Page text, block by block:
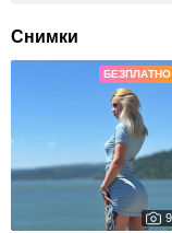
Снимки
БЕЗПЛАТНО
9